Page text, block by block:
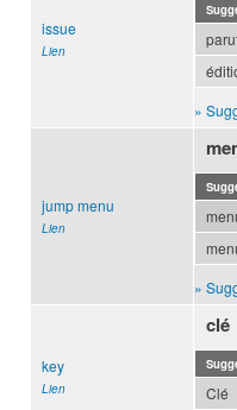
issue
Lien
»
jump menu
Lien
»
key
Lien
clé
Clé